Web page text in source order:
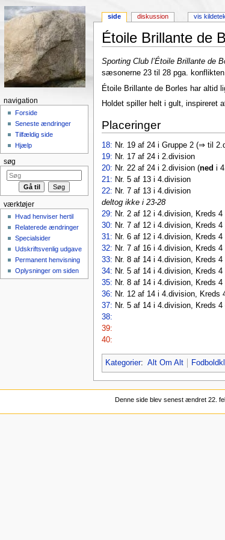
Étoile Brillante de
Sporting Club l’Étoile Brillante de
sæsonerne 23 til 28 pga. konflikten
Étoile Brillante de Borles har altid
Holdet spiller helt i gult, inspireret
Placeringer
18: Nr. 19 af 24 i Gruppe 2 (⇒ til
19: Nr. 17 af 24 i 2.division
20: Nr. 22 af 24 i 2.division (ned i
21: Nr. 5 af 13 i 4.division
22: Nr. 7 af 13 i 4.division
deltog ikke i 23-28
29: Nr. 2 af 12 i 4.division, Kreds 4
30: Nr. 7 af 12 i 4.division, Kreds 4
31: Nr. 6 af 12 i 4.division, Kreds 4
32: Nr. 7 af 16 i 4.division, Kreds 4
33: Nr. 8 af 14 i 4.division, Kreds 4
34: Nr. 5 af 14 i 4.division, Kreds 4
35: Nr. 8 af 14 i 4.division, Kreds 4
36: Nr. 12 af 14 i 4.division,
37: Nr. 5 af 14 i 4.division, Kreds
38:
39:
40:
Kategorier: Alt Om Alt
side diskussion vis
navigation
Forside
Seneste ændringer
Tilfældig side
Hjælp
søg
værktøjer
Hvad henviser hertil
Relaterede ændringer
Specialsider
Udskriftsvenlig udgave
Permanent henvisning
Oplysninger om siden
Denne side blev senest ændret 22.